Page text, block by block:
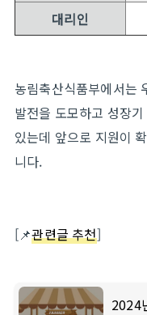
대리인
농림축산식품부에서는
발전을 도모하고 성장
있는데 앞으로 지원이
니다.
[📌관련글 추천]